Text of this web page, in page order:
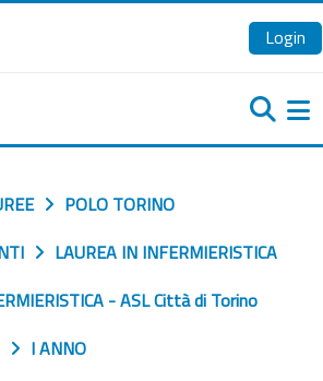
Login
POLO TORINO
LAUREA IN INFERMIERISTICA
- ASL Città di Torino
I ANNO